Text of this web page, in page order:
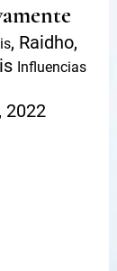
, Raidho,
Influencias
2022